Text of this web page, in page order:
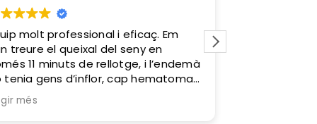
molt professional i eficaç. Em
treure el queixal del seny en
11 minuts de rellotge, i l’endemà
tenia gens d’inflor, cap hematoma
molèstia. Zero sagnats i zero
Em van tractar molt bé i van fer
més